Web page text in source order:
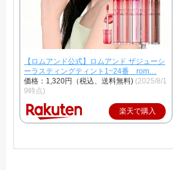
【ロムアンド公式】ロムアンド ザジューシ
ーラスティングティント1~24番 rom…
価格：1,320円（税込、送料無料) (2025/8/1
9時点)
楽天で購入